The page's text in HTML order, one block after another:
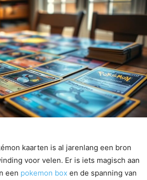
kaarten is al jarenlang een bron
voor velen. Er is iets magisch aan
een pokemon box en de spanning van